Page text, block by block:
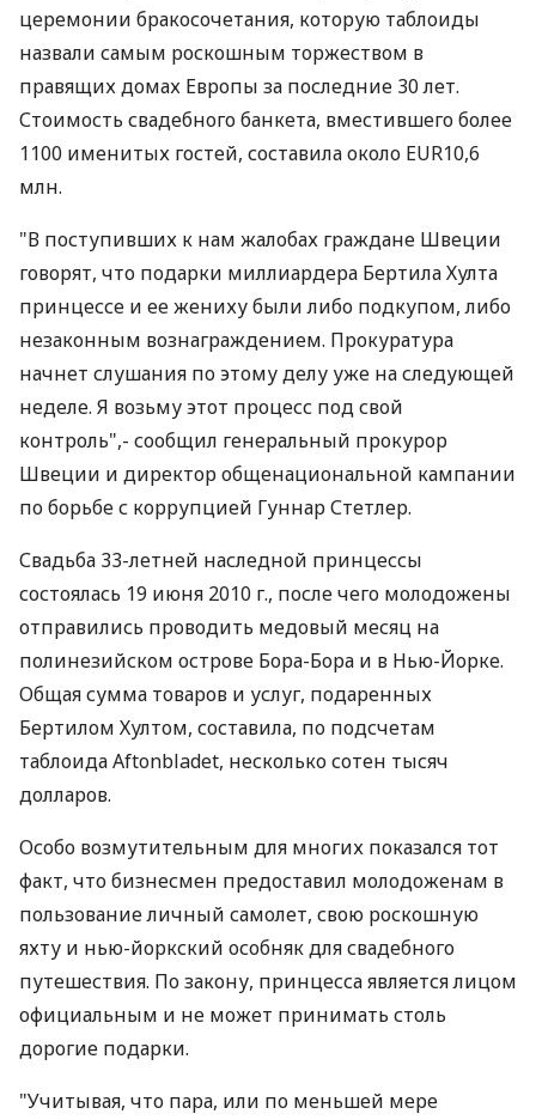
церемонии бракосочетания, которую таблоиды
назвали самым роскошным торжеством в
правящих домах Европы за последние 30 лет.
Стоимость свадебного банкета, вместившего более
1100 именитых гостей, составила около EUR10,6
млн.
"В поступивших к нам жалобах граждане Швеции
говорят, что подарки миллиардера Бертила Хулта
принцессе и ее жениху были либо подкупом, либо
незаконным вознаграждением. Прокуратура
начнет слушания по этому делу уже на следующей
неделе. Я возьму этот процесс под свой
контроль",- сообщил генеральный прокурор
Швеции и директор общенациональной кампании
по борьбе с коррупцией Гуннар Стетлер.
Свадьба 33-летней наследной принцессы
состоялась 19 июня 2010 г., после чего молодожены
отправились проводить медовый месяц на
полинезийском острове Бора-Бора и в Нью-Йорке.
Общая сумма товаров и услуг, подаренных
Бертилом Хултом, составила, по подсчетам
таблоида Aftonbladet, несколько сотен тысяч
долларов.
Особо возмутительным для многих показался тот
факт, что бизнесмен предоставил молодоженам в
пользование личный самолет, свою роскошную
яхту и нью-йоркский особняк для свадебного
путешествия. По закону, принцесса является лицом
официальным и не может принимать столь
дорогие подарки.
"Учитывая, что пара, или по меньшей мере